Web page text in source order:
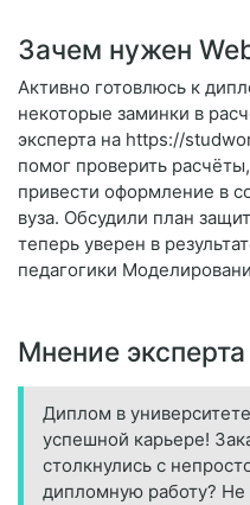
Зачем нужен
Активно готовлюсь к
некоторые заминки в
эксперта на https://
помог проверить
привести оформление в
вуза. Обсудили план
теперь уверен в
педагогики
Мнение эксперта
Диплом в
успешной карьере!
столкнулись с
дипломную работу? Не